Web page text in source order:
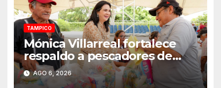
TAMPICO
Mónica Villarreal fortalece
respaldo a pescadores de
Tampico durante temporada
de veda
AGO 6, 2026